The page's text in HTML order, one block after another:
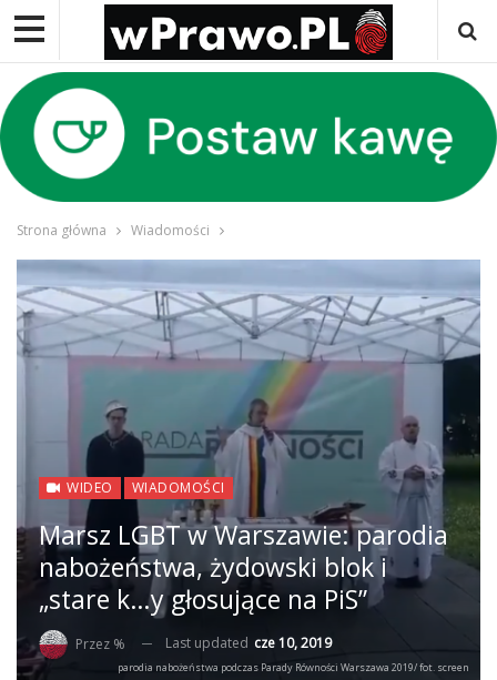
Strona główna Wiadomości
WIDEO WIADOMOŚCI
Marsz LGBT w Warszawie: parodia
nabożeństwa, żydowski blok i
„stare k…y głosujące na PiS”
Przez % Last updated cze 10, 2019
parodia nabożeństwa podczas Parady Równości Warszawa 2019/ fot. screen